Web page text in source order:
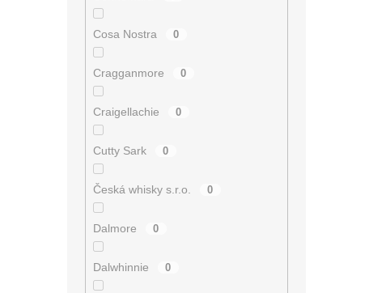
Cosa Nostra 0
Cragganmore 0
Craigellachie 0
Cutty Sark 0
Česká whisky s.r.o. 0
Dalmore 0
Dalwhinnie 0